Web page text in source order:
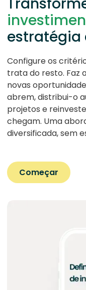
estratégia
Configure os
trata do resto. Faz
novas
abrem, distribui-o
projetos e
chegam. Uma
diversificada, sem
Começar